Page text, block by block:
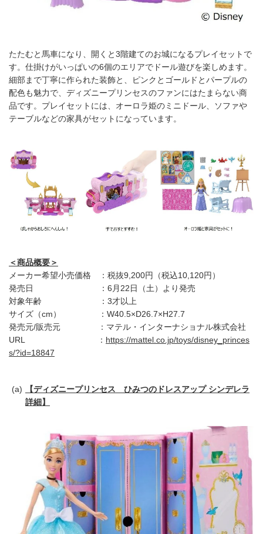
たたむと馬車になり、開くと3階建てのお城になるプレイセットで
す。仕掛けがいっぱいの6個のエリアでドール遊びを楽しめます。
細部まで丁寧に作られた装飾と、ピンクとゴールドとパープルの
配色も魅力で、ディズニープリンセスのファンにはたまらない商
品です。プレイセットには、オーロラ姫のミニドール、ソファや
テーブルなどの家具がセットになっています。
＜商品概要＞
メーカー希望小売価格 ：税抜9,200円（税込10,120円）
発売日 ：6月22日（土）より発売
対象年齢 ：3才以上
サイズ（cm） ：W40.5×D26.7×H27.7
発売元/販売元 ：マテル・インターナショナル株式会社
URL ： https://mattel.co.jp/toys/disney_princes
s/?id=18847
【ディズニープリンセス ひみつのドレスアップ シンデレラ
詳細】